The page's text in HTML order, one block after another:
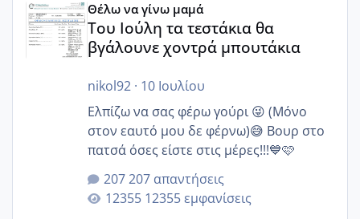
Θέλω να γίνω μαμά
Του Ιούλη τα τεστάκια θα
βγάλουνε χοντρά μπουτάκια
nikol92· 10 Ιουλίου
Ελπίζω να σας φέρω γούρι 😜 (Μόνο
στον εαυτό μου δε φέρνω)😅 Βουρ στο
πατσά όσες είστε στις μέρες!!!💙🩷
207 απαντήσεις
12355 εμφανίσεις